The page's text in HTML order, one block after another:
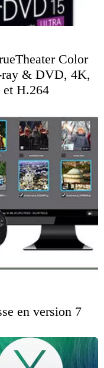
Color
& DVD, 4K,
et H.264
en version 7